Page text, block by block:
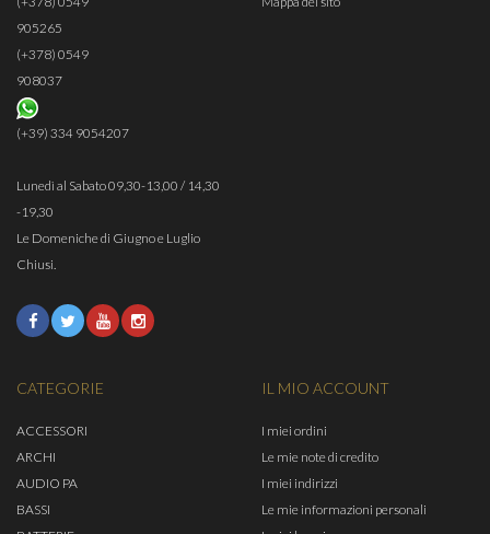
905265
(+378) 0549
908037
(+39) 334 9054207
Lunedì al Sabato 09,30-13,00 / 14,30
-19,30
Le Domeniche di Giugno e Luglio
Chiusi.
CATEGORIE
ACCESSORI
ARCHI
AUDIO PA
BASSI
IL MIO ACCOUNT
I miei ordini
Le mie note di credito
I miei indirizzi
Le mie informazioni personali